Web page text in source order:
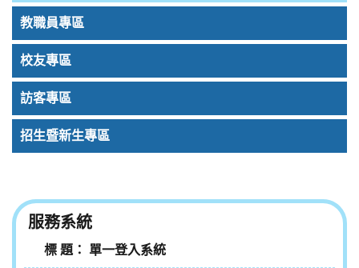
教職員專區
校友專區
訪客專區
招生暨新生專區
服務系統
單一登入系統